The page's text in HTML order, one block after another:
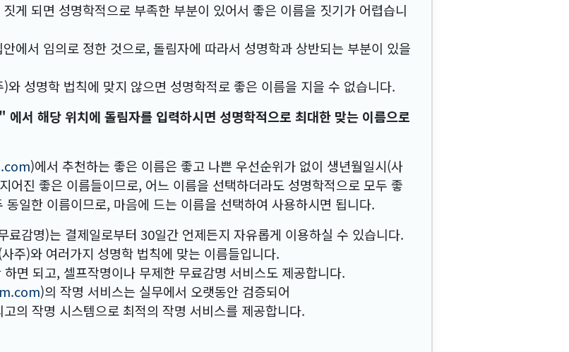
게 되면 성명학적으로 부족한 부분이 있어서 좋은 이름을 짓기가 어렵습니
에서 임의로 정한 것으로, 돌림자에 따라서 성명학과 상반되는 부분이 있을
와 성명학 법칙에 맞지 않으면 성명학적로 좋은 이름을 지을 수 없습니다.
서 해당 위치에 돌림자를 입력하시면 성명학적으로 최대한 맞는 이름으로
)에서 추천하는 좋은 이름은 좋고 나쁜 우선순위가 없이 생년월일시(사
어진 좋은 이름들이므로, 어느 이름을 선택하더라도 성명학적으로 모두 좋
일한 이름이므로, 마음에 드는 이름을 선택하여 사용하시면 됩니다.
료감명)는 결제일로부터 30일간 언제든지 자유롭게 이용하실 수 있습니다.
주)와 여러가지 성명학 법칙에 맞는 이름들입니다.
면 되고, 셀프작명이나 무제한 무료감명 서비스도 제공합니다.
)의 작명 서비스는 실무에서 오랫동안 검증되어
의 작명 시스템으로 최적의 작명 서비스를 제공합니다.